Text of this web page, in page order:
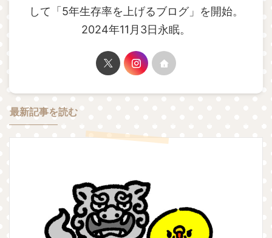
して「5年生存率を上げるブログ」を開始。
2024年11月3日永眠。
最新記事を読む